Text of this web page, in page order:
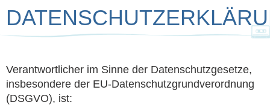
Verantwortlicher im Sinne der Datenschutzgesetze,
insbesondere der EU-Datenschutzgrundverordnung
(DSGVO), ist: